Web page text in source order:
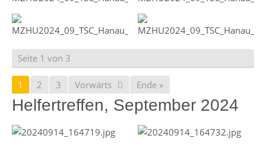
Seite 1 von 3
1 2 3 Vorwärts Ende »
Helfertreffen, September 2024